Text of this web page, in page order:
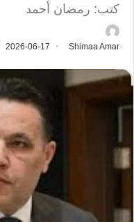
كتب: رمضان أحمد
Shimaa Amar
2026-06-17